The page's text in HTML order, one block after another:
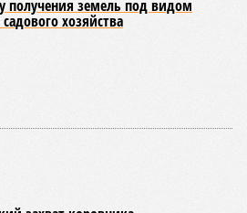
выездубыло подписанов 2021
экономическом
завершение
тоннеля длиной более 1,2
перехода через реку Уфу с
более 2,6 км и
выходом на М5.
«Башкирской концессионной